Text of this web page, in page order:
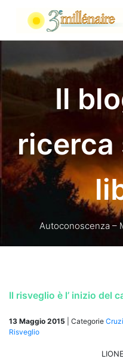
Il
ricerca
Autoconoscenza –
Il risveglio è l’ inizio del
13 Maggio 2015 Categorie
Risveglio